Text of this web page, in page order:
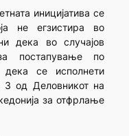
иницијатива се
не егзистира во
дека во случајов
постапување по
дека се исполнети
3 од Деловникот на
за отфрлање